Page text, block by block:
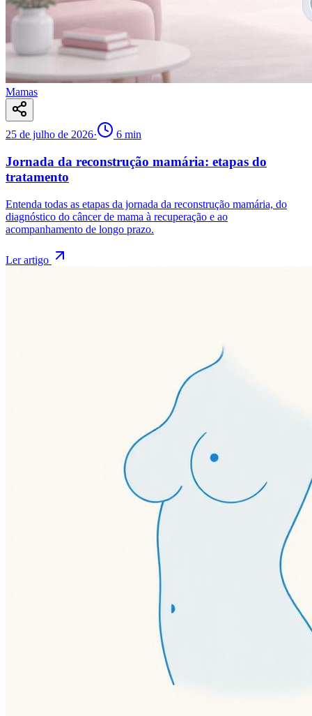
Mamas
25 de julho de 2026· 6 min
Jornada da reconstrução mamária: etapas do
tratamento
Entenda todas as etapas da jornada da reconstrução mamária, do
diagnóstico do câncer de mama à recuperação e ao
acompanhamento de longo prazo.
Ler artigo